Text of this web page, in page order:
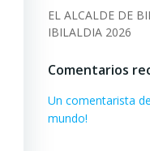
EL ALCALDE DE
IBILALDIA 2026
Comentarios
Un comentarista
mundo!